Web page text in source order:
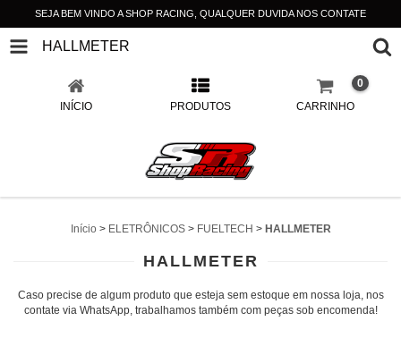
SEJA BEM VINDO A SHOP RACING, QUALQUER DUVIDA NOS CONTATE
HALLMETER
INÍCIO PRODUTOS CARRINHO
0
Início > ELETRÔNICOS > FUELTECH > HALLMETER
HALLMETER
Caso precise de algum produto que esteja sem estoque em nossa loja, nos
contate via WhatsApp, trabalhamos também com peças sob encomenda!